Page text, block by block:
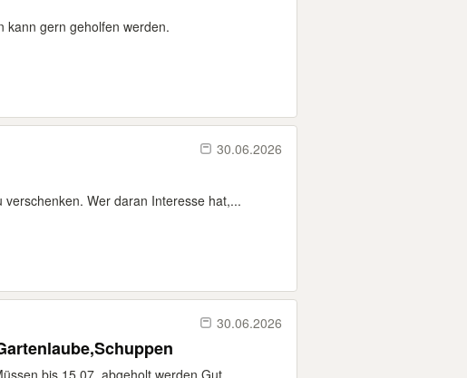
kann gern geholfen werden.
30.06.2026
Wer daran Interesse hat,...
30.06.2026
bis 15.07. abgeholt werden.Gut...